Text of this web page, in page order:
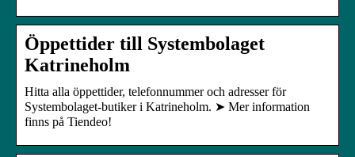
Öppettider till Systembolaget
Katrineholm
Hitta alla öppettider, telefonnummer och adresser för
Systembolaget-butiker i Katrineholm. ➤ Mer information
finns på Tiendeo!